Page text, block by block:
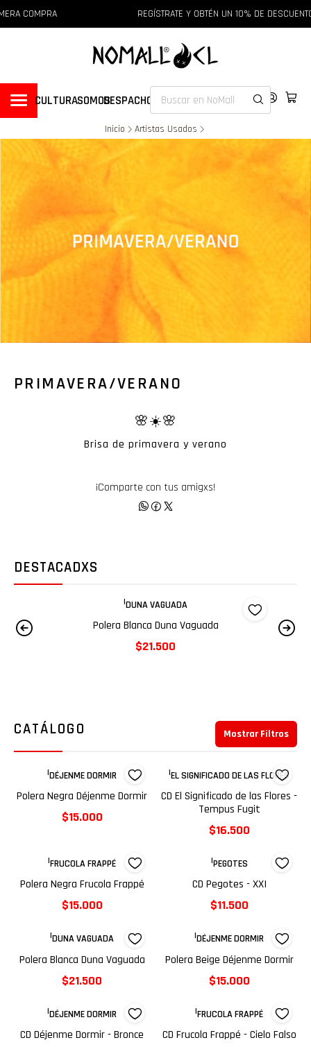
REGÍSTRATE Y OBTÉN UN 10% DE DESCUENTO
CULTURASOMOSDESPACHOS
Inicio Artistas Usados
PRIMAVERA/VERANO
🌸☀️🌸
Brisa de primavera y verano
¡Comparte con tus amigxs!
DESTACADXS
DÉJENME DORMIR
Polera Beige Déjenme Dormir
$15.000
CATÁLOGO Mostrar Filtros
|DÉJENME DORMIR
Polera Negra Déjenme Dormir
$15.000
|EL SIGNIFICADO DE LAS FLORES
CD El Significado de las Flores -
Tempus Fugit
$16.500
|FRUCOLA FRAPPÉ
Polera Negra Frucola Frappé
$15.000
|PEGOTES
CD Pegotes - XXI
$11.500
|DUNA VAGUADA
Polera Blanca Duna Vaguada
$21.500
|DÉJENME DORMIR
Polera Beige Déjenme Dormir
$15.000
|DÉJENME DORMIR
CD Déjenme Dormir - Bronce
|FRUCOLA FRAPPÉ
CD Frucola Frappé - Cielo Falso